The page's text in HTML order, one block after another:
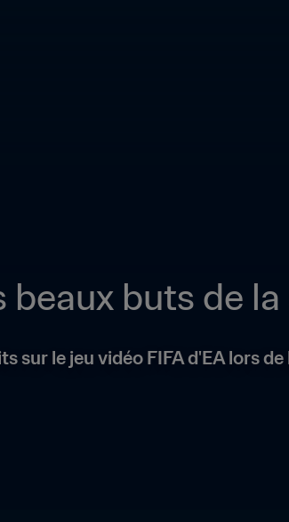
beaux buts de
sur le jeu vidéo FIFA d'EA lors